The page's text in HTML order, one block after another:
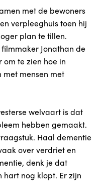
met de bewoners
verpleeghuis toen hij
plan te tillen.
Jonathan de
om te zien hoe in
mensen met
welvaart is dat
hebben gemaakt.
Haal dementie
over verdriet en
denk je dat
hart nog klopt. Er zijn